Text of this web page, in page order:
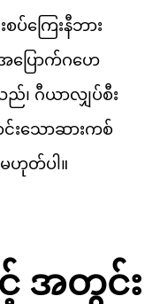
ပ်ကြေးနီဘား
ြောက်ဂဟေ
၊ ဂီယာလျှပ်စီး
းသောဆားကစ်
မဟုတ်ပါ။
အတွင်း